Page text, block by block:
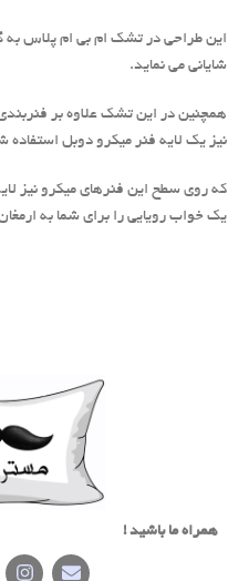
این طراحی در تشک ام بی ام پلاس
شایانی می نماید.
همچنین در این تشک علاوه بر
نیز یک لایه فنر میکرو دوبل
که روی سطح این فنرهای میکرو نیز
یک خواب رویایی را برای شما به
همراه ما باشید !